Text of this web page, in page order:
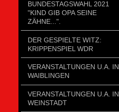
BUNDESTAGSWAHL 2021
"KIND GIB OPA SEINE
ZÄHNE...".
DER GESPIELTE WITZ:
KRIPPENSPIEL WDR
VERANSTALTUNGEN U.A. IN
WAIBLINGEN
VERANSTALTUNGEN U.A. IN
WEINSTADT